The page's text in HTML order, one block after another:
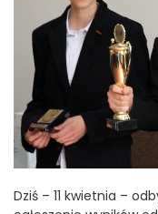
Dziś – 11 kwietnia –